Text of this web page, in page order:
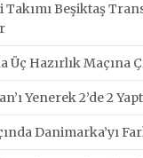
Takımı Beşiktaş
Üç Hazırlık Maçına
Yenerek 2’de 2
Danimarka’yı